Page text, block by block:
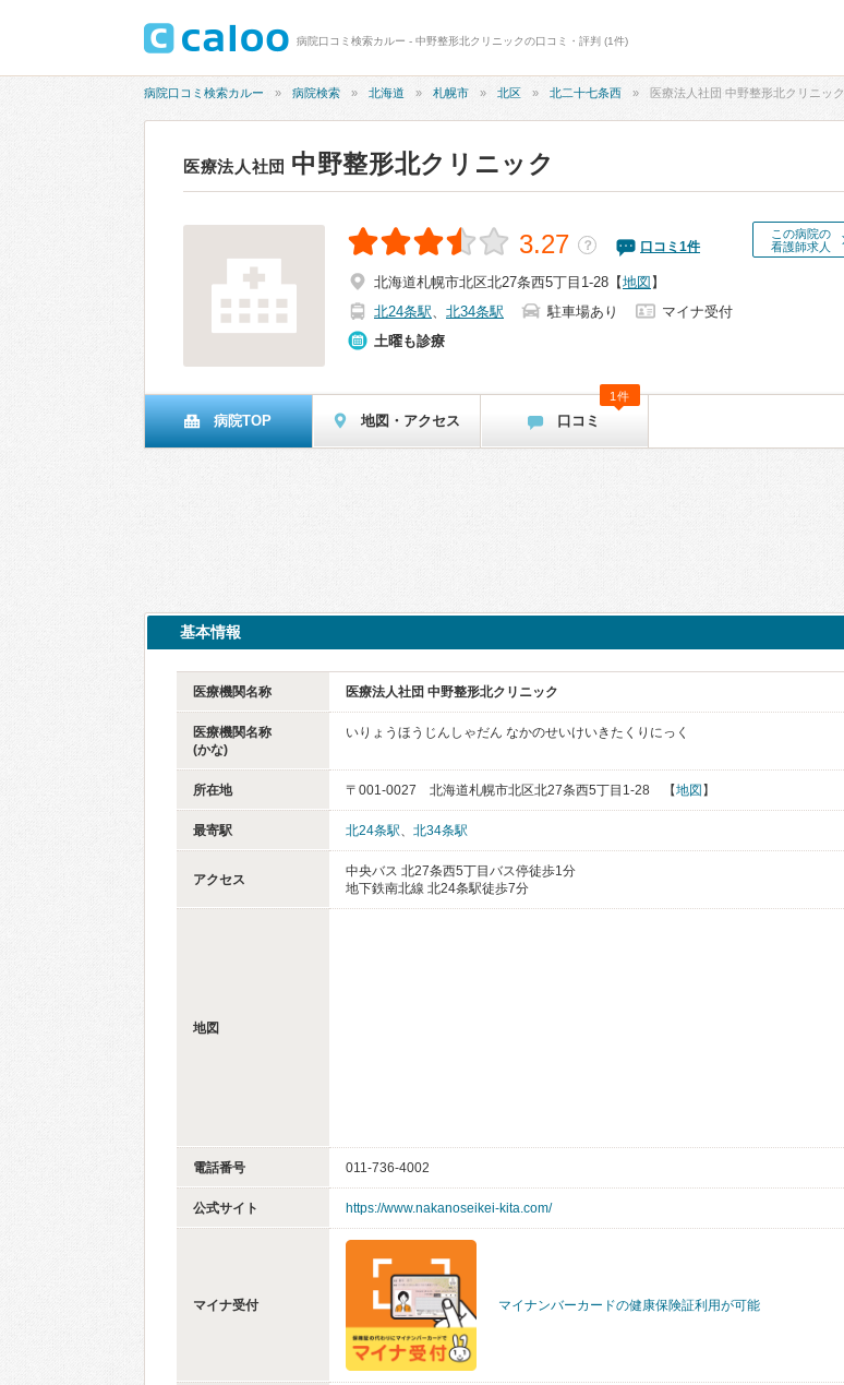
病院口コミ検索カルー - 中野整形北クリニックの口コミ・評判 (1件)
病院口コミ検索カルー 病院検索 北海道 札幌市 北区 北二十七条西 医療法人社団 中野整形北クリニック
医療法人社団 中野整形北クリニック
この病院の
看護師求人
3.27 ？ 口コミ 1件
北海道札幌市北区北27条西5丁目1-28 【地図 】
北24条駅、 北34条駅 駐車場あり
マイナ受付
土曜も診療
病院TOP 地図・アクセス 口コミ
1件
基本情報
医療機関名称 医療法人社団 中野整形北クリニック
医療機関名称
(かな)
いりょうほうじんしゃだん なかのせいけいきたくりにっく
所在地 〒001-0027 北海道札幌市北区北27条西5丁目1-28 【地図 】
最寄駅 北24条駅、 北34条駅
アクセス
中央バス 北27条西5丁目バス停徒歩1分
地下鉄南北線 北24条駅徒歩7分
地図
電話番号 011-736-4002
公式サイト https://www.nakanoseikei-kita.com/
マイナ受付 マイナンバーカードの健康保険証利用が可能